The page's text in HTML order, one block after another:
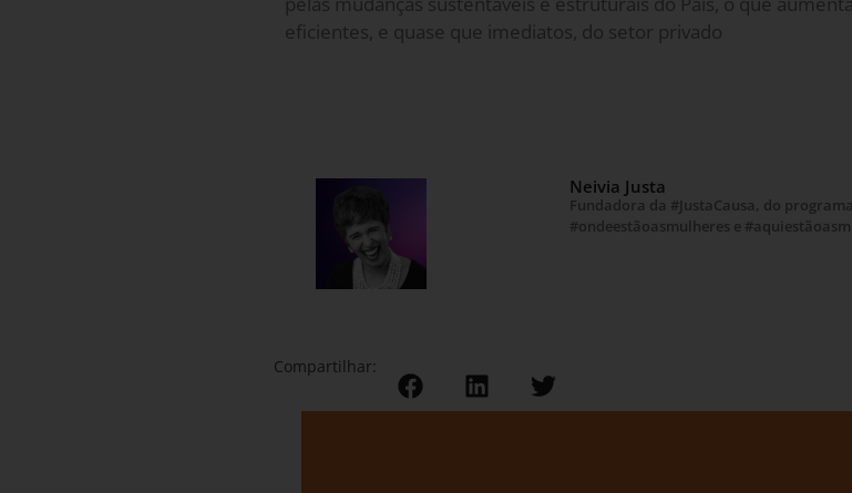
eficientes, e quase que imediatos, do setor privado
Neivia Justa
Fundadora da #JustaCausa, do
#ondeestãoasmulheres e
Compartilhar: